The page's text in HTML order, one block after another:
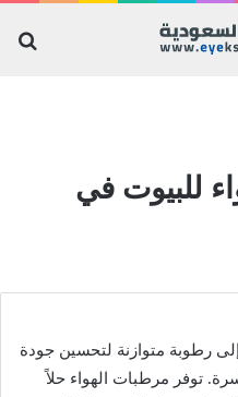
للبيوت في
رطوبة متوازنة لتحسين جودة
توفر مرطبات الهواء حلاً